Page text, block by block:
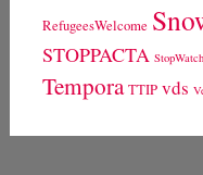
RefugeesWelcome
STOPPACTA
Tempora TTIP vds